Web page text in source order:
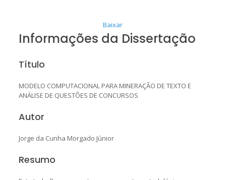
Baixar
Informações da Dissertação
Título
MODELO COMPUTACIONAL PARA MINERAÇÃO DE TEXTO E
ANÁLISE DE QUESTÕES DE CONCURSOS
Autor
Jorge da Cunha Morgado Júnior
Resumo